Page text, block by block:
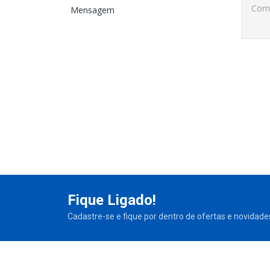
Mensagem
Fique Ligado!
Cadastre-se e fique por dentro de ofertas e